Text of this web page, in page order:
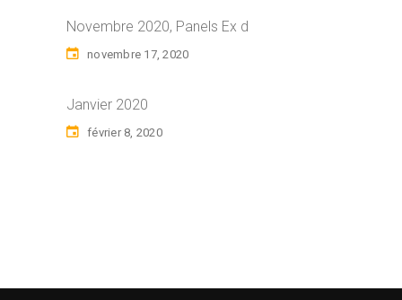
Novembre 2020, Panels Ex d
novembre 17, 2020
Janvier 2020
février 8, 2020